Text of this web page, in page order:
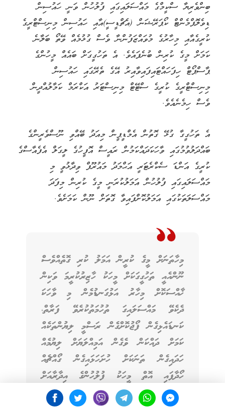
ބިންވެރިޔާ ސްކީމްގެ މައްސަލައިގައި ފުލުހުން ވަނީ ހައުސިން
ޑިވެލޮޕްމެންޓް ކޯޕަރޭޝަން (އެޗްޑީސީ)އާއި ހައުސިން މިނިސްޓްރީގެ
ކުރީގެއާއި މިހާރުގެ މުވައްޒަފުންނާ ވެސް ގުޅުމެއް ވޭތޯ ބަލާނެ
ކަމަށް މީގެ ކުރިން ބުނެފައެވެ. އެ ތަހުގީގަށް ބައެއް މީހުންގެ
ޕާސްޕޯޓް ހިފަހައްޓައިފައިވާއިރު އޭގެ ތެރޭގައި ހައުސިން
މިނިސްޓްރީގެ ކުރީގެ ސްޓޭޓް މިނިސްޓަރު އަކްރަމް ކަމާލުއްދީން
ވެސް ހިމެނެއެވެ.
އެ ތަހުގީގާ ގުޅޭ ގޮތުން އެމްޑީޕީން މިއަދު ބޭއްވި ނޫސްވެރީންގެ
ބައްދަލުވުމުގައި ވާހަކަދައްކަމުން ރައީސް އޮފީހުގެ ލީގަލް އެފެއާސްގެ
ކުރީގެ އަންޑަ ސެކްރެޓަރީ އަޙްމަދު މައުރޫފް ވިދާޅުވީ މި
މައްސަލައިގައި ފުލުހުން އަމަލުކުރަނީ މީގެ ކުރިން މިފަދަ
މައްސަލަތަކުގައި އަމަލުކޮށްފައިވާ ގޮތަށް ނޫން ކަމަށެވެ.
މިހާތަނަށް މީގެ ކުރީން އަމަލު ކުރި ގޮތެއްވެސް
ނޫންއެއީ ތަހުގީގަކަށް މީހަކު ހާޒިރުކުރީމަ ވަކިން
ޚާއްސަކޮށް މިހާރު އަޅުގަނޑުމެން މި ވާހަކަ
ދެކެވޭ މައްސަލައިގަ ތުހުމަތުކުރެވޭ ފަރާތް،
ކަނޑައެޅިގެން ފޯޖުކޮށްގެން ރަސްމީ ލިޔުންތަކެއް
ކަމަށް ދައްކަން ވެގެން އަމިއްލަޔަށް ލިޔުމެއް
ހަދައިގެން ތަނަކަށް ހުށަހަޅައިގެން ގޯއްޗެއް
ހޯދާފައި އޮތް މީހަކު ފުލުހުންގެ އިދާރާއަށް
ގޮސްދޭ މައުލޫމާތަކީ ރަނގަޅު މައުލޫމާތެއް ކަމަށް
ބަލައިގެން ފުލުހުން ރައްޔިތުންނަށް އެ